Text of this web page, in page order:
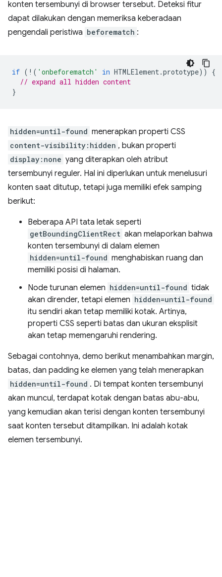
konten tersembunyi di browser tersebut. Deteksi fitur
dapat dilakukan dengan memeriksa keberadaan
pengendali peristiwa beforematch :
if ( ! ( 'onbeforematch' in HTMLElement.prototype))
{
// expand all hidden content
}
hidden=until-found menerapkan properti CSS
content-visibility:hidden , bukan properti
display:none yang diterapkan oleh atribut
tersembunyi reguler. Hal ini diperlukan untuk menelusuri
konten saat ditutup, tetapi juga memiliki efek samping
berikut:
Beberapa API tata letak seperti
getBoundingClientRect akan melaporkan bahwa
konten tersembunyi di dalam elemen
hidden=until-found menghabiskan ruang dan
memiliki posisi di halaman.
Node turunan elemen hidden=until-found tidak
akan dirender, tetapi elemen hidden=until-found
itu sendiri akan tetap memiliki kotak. Artinya,
properti CSS seperti batas dan ukuran eksplisit
akan tetap memengaruhi rendering.
Sebagai contohnya, demo berikut menambahkan margin,
batas, dan padding ke elemen yang telah menerapkan
hidden=until-found . Di tempat konten tersembunyi
akan muncul, terdapat kotak dengan batas abu-abu,
yang kemudian akan terisi dengan konten tersembunyi
saat konten tersebut ditampilkan. Ini adalah kotak
elemen tersembunyi.